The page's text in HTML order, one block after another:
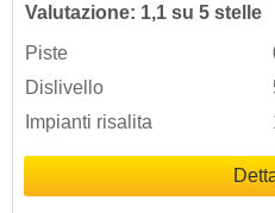
Valutazione: 1,1 su 5 stelle
Piste
Dislivello
Impianti risalita